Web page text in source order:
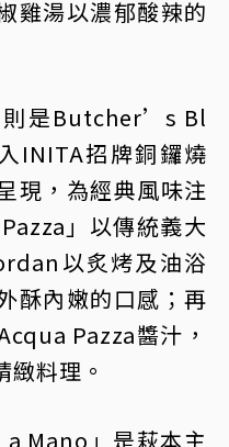
雞湯以濃郁酸辣的
則是Butcher’s Bl
INITA招牌銅鑼燒
現，為經典風味注
」以傳統義大
以炙烤及油浴
酥內嫩的口感；再
Pazza醬汁，
料理。
Mano」是萩本主